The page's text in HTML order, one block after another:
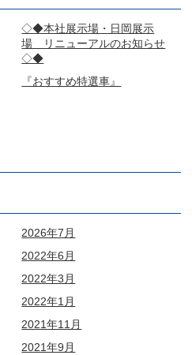
◇◆本社展示場・日岡展示
場 リニューアルのお知らせ
◇◆
『おすすめ特選車』
2026年7月
2022年6月
2022年3月
2022年1月
2021年11月
2021年9月